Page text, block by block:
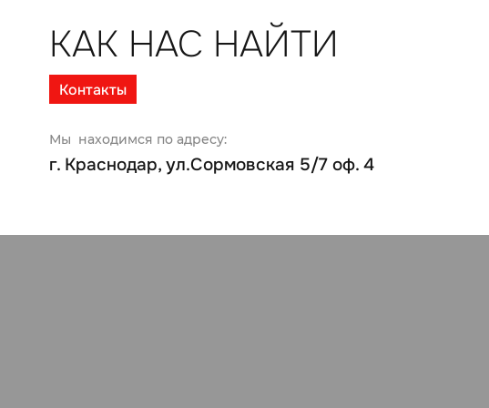
КАК НАС НАЙТИ
Контакты
Мы находимся по адресу:
г. Краснодар, ул.Сормовская 5/7 оф. 4